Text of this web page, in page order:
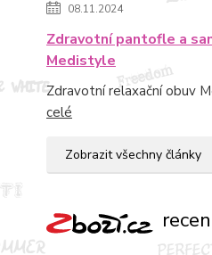
08.11.2024
Zdravotní pantofle a
Medistyle
Zdravotní relaxační obuv
celé
Zobrazit všechny články